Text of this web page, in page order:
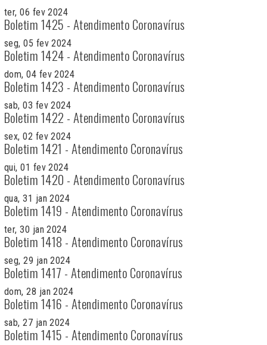
ter, 06 fev 2024
Boletim 1425 - Atendimento Coronavírus
seg, 05 fev 2024
Boletim 1424 - Atendimento Coronavírus
dom, 04 fev 2024
Boletim 1423 - Atendimento Coronavírus
sab, 03 fev 2024
Boletim 1422 - Atendimento Coronavírus
sex, 02 fev 2024
Boletim 1421 - Atendimento Coronavírus
qui, 01 fev 2024
Boletim 1420 - Atendimento Coronavírus
qua, 31 jan 2024
Boletim 1419 - Atendimento Coronavírus
ter, 30 jan 2024
Boletim 1418 - Atendimento Coronavírus
seg, 29 jan 2024
Boletim 1417 - Atendimento Coronavírus
dom, 28 jan 2024
Boletim 1416 - Atendimento Coronavírus
sab, 27 jan 2024
Boletim 1415 - Atendimento Coronavírus